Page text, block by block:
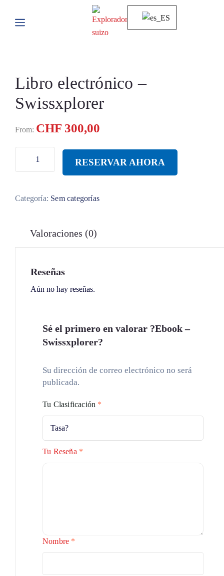
Libro electrónico –
Swissxplorer
CHF 300,00
RESERVAR AHORA
Categoría: Sem categorías
Valoraciones (0)
Reseñas
Aún no hay reseñas.
Sé el primero en valorar ?Ebook –
Swissxplorer?
Su dirección de correo electrónico no será
publicada.
Tu Clasificación *
Tu Reseña *
Nombre *